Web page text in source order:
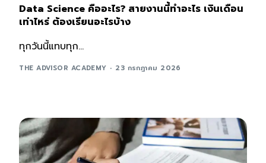
Data Science คืออะไร? สายงานนี้ทำอะไร เงินเดือน
เท่าไหร่ ต้องเรียนอะไรบ้าง
ทุกวันนี้แทบทุก...
THE ADVISOR ACADEMY 23 กรกฎาคม 2026